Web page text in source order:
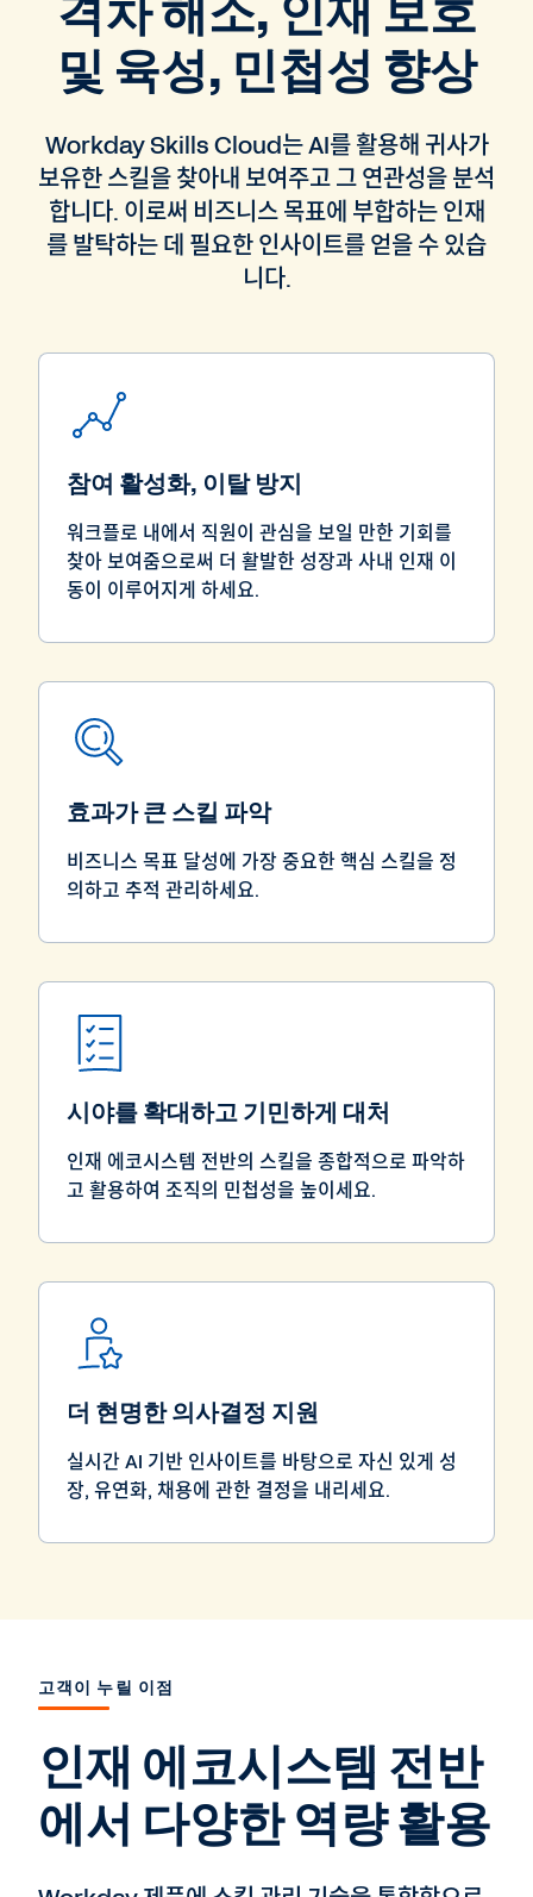
격차 해소, 인재 보호
및 육성, 민첩성 향상
Workday Skills Cloud는 AI를 활용해 귀사가
보유한 스킬을 찾아내 보여주고 그 연관성을 분석
합니다. 이로써 비즈니스 목표에 부합하는 인재
를 발탁하는 데 필요한 인사이트를 얻을 수 있습
니다.
참여 활성화, 이탈 방지
워크플로 내에서 직원이 관심을 보일 만한 기회를
찾아 보여줌으로써 더 활발한 성장과 사내 인재 이
동이 이루어지게 하세요.
효과가 큰 스킬 파악
비즈니스 목표 달성에 가장 중요한 핵심 스킬을 정
의하고 추적 관리하세요.
시야를 확대하고 기민하게 대처
인재 에코시스템 전반의 스킬을 종합적으로 파악하
고 활용하여 조직의 민첩성을 높이세요.
더 현명한 의사결정 지원
실시간 AI 기반 인사이트를 바탕으로 자신 있게 성
장, 유연화, 채용에 관한 결정을 내리세요.
고객이 누릴 이점
인재 에코시스템 전반
에서 다양한 역량 활용